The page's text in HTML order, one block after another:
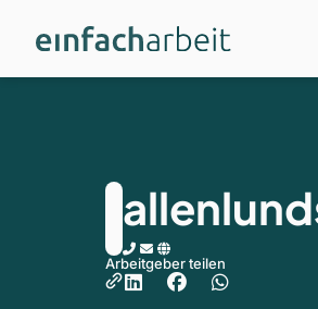
Arbeitgeber teilen